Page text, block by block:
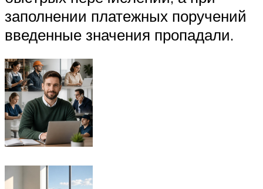
заполнении платежных поручений
введенные значения пропадали.